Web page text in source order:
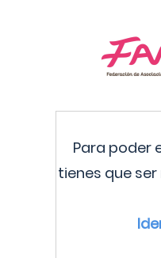
Para poder
tienes que ser